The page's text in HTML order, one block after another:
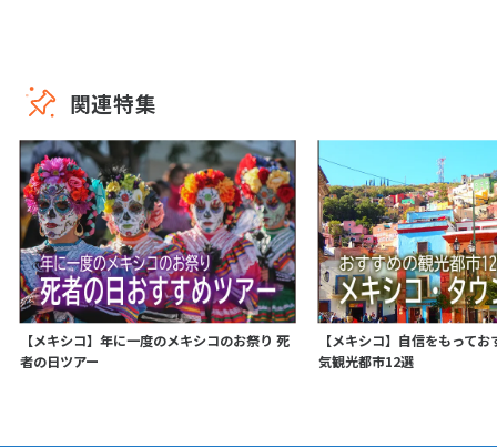
関連特集
【メキシコ】年に一度のメキシコのお祭り 死
者の日ツアー
【メキシコ】自信をもって
気観光都市12選